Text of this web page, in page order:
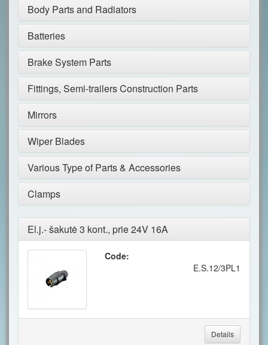
Body Parts and Radiators
Batteries
Brake System Parts
Fittings, Semi-trailers Construction Parts
Mirrors
Wiper Blades
Various Type of Parts & Accessories
Clamps
El.j.- šakutė 3 kont., prie 24V 16A
Code:
E.S.12/3PL1
Details